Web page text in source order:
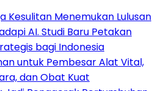
Kesulitan Menemukan Lulusan
AI. Studi Baru Petakan
bagi Indonesia
untuk Pembesar Alat Vital,
dan Obat Kuat